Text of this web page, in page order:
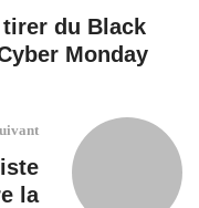
du Black
Monday
la